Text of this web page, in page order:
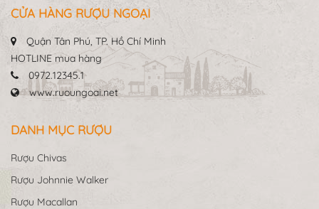
CỬA HÀNG RƯỢU NGOẠI
Quận Tân Phú, TP. Hồ Chí Minh
HOTLINE mua hàng
0972.12345.1
www.ruoungoai.net
DANH MỤC RƯỢU
Rượu Chivas
Rượu Johnnie Walker
Rượu Macallan